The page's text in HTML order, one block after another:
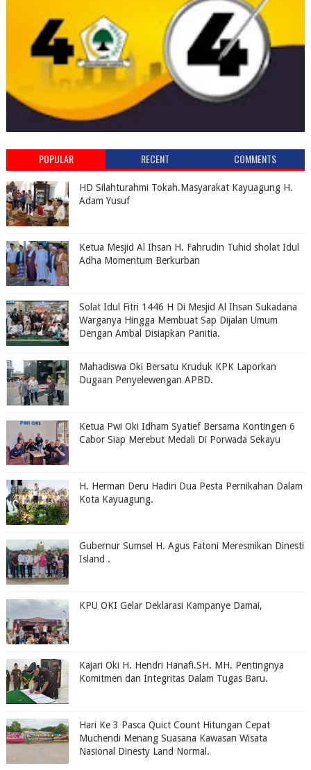
POPULAR RECENT COMMENTS
HD Silahturahmi Tokah.Masyarakat Kayuagung H.
Adam Yusuf
Ketua Mesjid Al Ihsan H. Fahrudin Tuhid sholat Idul
Adha Momentum Berkurban
Solat Idul Fitri 1446 H Di Mesjid Al Ihsan Sukadana
Warganya Hingga Membuat Sap Dijalan Umum
Dengan Ambal Disiapkan Panitia.
Mahadiswa Oki Bersatu Kruduk KPK Laporkan
Dugaan Penyelewengan APBD.
Ketua Pwi Oki Idham Syatief Bersama Kontingen 6
Cabor Siap Merebut Medali Di Porwada Sekayu
H. Herman Deru Hadiri Dua Pesta Pernikahan Dalam
Kota Kayuagung.
Gubernur Sumsel H. Agus Fatoni Meresmikan Dinesti
Island .
KPU OKI Gelar Deklarasi Kampanye Damai,
Kajari Oki H. Hendri Hanafi.SH. MH. Pentingnya
Komitmen dan Integritas Dalam Tugas Baru.
Hari Ke 3 Pasca Quict Count Hitungan Cepat
Muchendi Menang Suasana Kawasan Wisata
Nasional Dinesty Land Normal.